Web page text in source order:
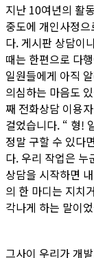
지난 10여년의 활
중도에 개인사정
다. 게시판 상담이
때는 한편으로 다
일원들에게 아직
의심하는 마음도
째 전화상담 이용
걸었습니다. “ 형!
정말 구할 수 있다
다. 우리 작업은 누
상담을 시작하면
의 한 마디는 지치
각나게 하는 말이
그사이 우리가 개